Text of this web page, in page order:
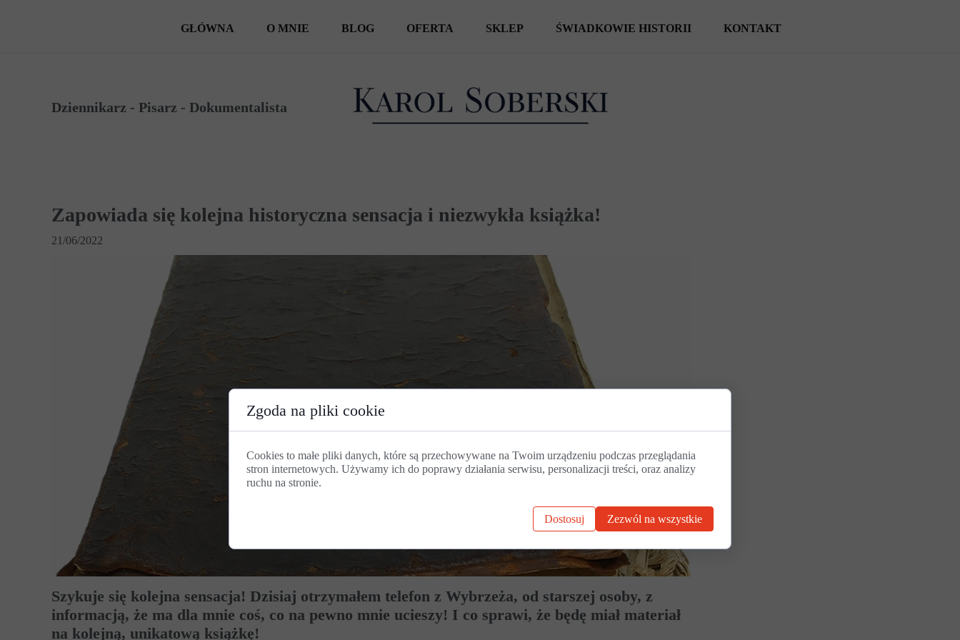
GŁÓWNA O MNIE BLOG
SPOTKANIA AUTORSKIE
REPORTAŻE
OFERTA SKLEP ŚWIADKOWIE HISTORII KONTAKT
Dziennikarz - Pisarz - Dokumentalista
21/06/2022
Zapowiada się kolejna historyczna sensacja i niezwykła książka!
Szykuje się kolejna sensacja! Dzisiaj otrzymałem telefon z Wybrzeża, od starszej osoby, z
informacją, że ma dla mnie coś, co na pewno mnie ucieszy! I co sprawi, że będę miał materiał
na kolejną, unikatową książkę!
Zgoda na pliki cookie
Cookies to małe pliki danych, które są przechowywane na Twoim urządzeniu podczas przeglądania
stron internetowych. Używamy ich do poprawy działania serwisu, personalizacji treści, oraz analizy
ruchu na stronie.
Dostosuj Zezwól na wszystkie